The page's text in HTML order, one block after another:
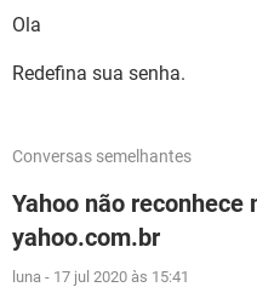
Ola
Redefina sua senha.
Conversas semelhantes
Yahoo não reconhece
yahoo.com.br
luna - 17 jul 2020 às 15:41